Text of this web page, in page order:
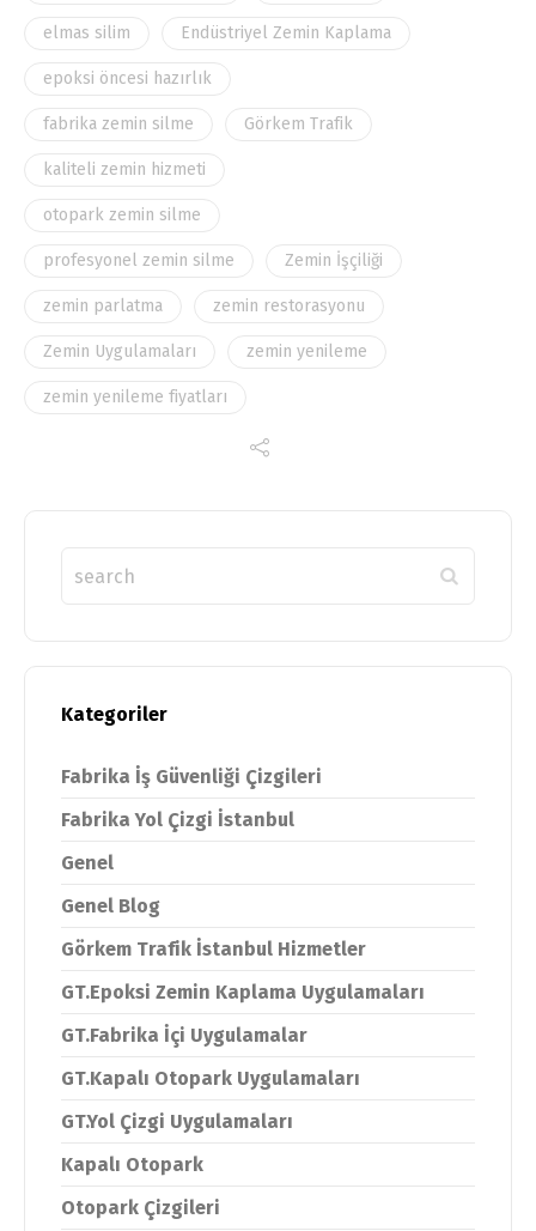
elmas silim Endüstriyel Zemin Kaplama
epoksi öncesi hazırlık
fabrika zemin silme Görkem Trafik
kaliteli zemin hizmeti
otopark zemin silme
profesyonel zemin silme Zemin İşçiliği
zemin parlatma zemin restorasyonu
Zemin Uygulamaları zemin yenileme
zemin yenileme fiyatları
Kategoriler
Fabrika İş Güvenliği Çizgileri
Fabrika Yol Çizgi İstanbul
Genel
Genel Blog
Görkem Trafik İstanbul Hizmetler
GT.Epoksi Zemin Kaplama Uygulamaları
GT.Fabrika İçi Uygulamalar
GT.Kapalı Otopark Uygulamaları
GT.Yol Çizgi Uygulamaları
Kapalı Otopark
Otopark Çizgileri